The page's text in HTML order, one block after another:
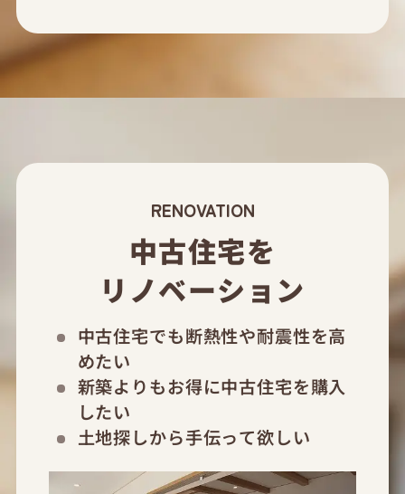
RENOVATION
中古住宅を
リノベーション
中古住宅でも断熱性や耐震性を高
めたい
新築よりもお得に中古住宅を購入
したい
土地探しから手伝って欲しい